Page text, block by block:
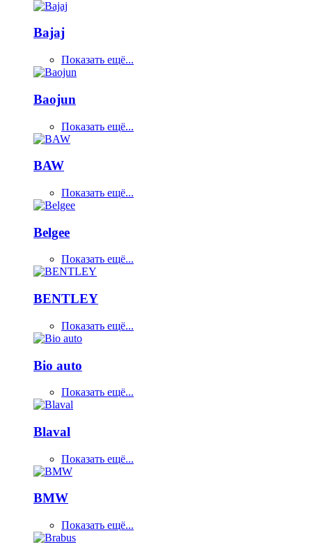
Bajaj
Показать ещё...
Baojun
Показать ещё...
BAW
Показать ещё...
Belgee
Показать ещё...
BENTLEY
Показать ещё...
Bio auto
Показать ещё...
Blaval
Показать ещё...
BMW
Показать ещё...